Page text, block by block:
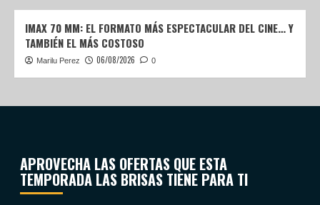
IMAX 70 MM: EL FORMATO MÁS ESPECTACULAR DEL CINE… Y
TAMBIÉN EL MÁS COSTOSO
Marilu Perez 06/08/2026 0
APROVECHA LAS OFERTAS QUE ESTA
TEMPORADA LAS BRISAS TIENE PARA TI